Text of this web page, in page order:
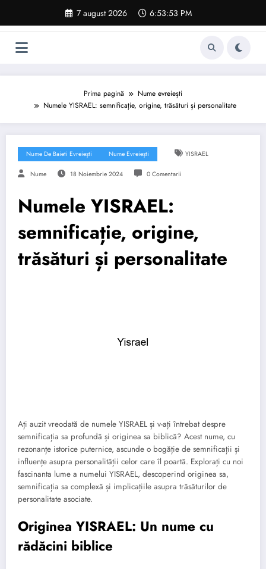
conținut
7 august 2026 6:53:54 PM
Prima pagină
Nume evreiești
Numele YISRAEL: semnificație, origine, trăsături și personalitate
Nume De Baieti Evreiești Nume Evreiești YISRAEL
Nume 18 Noiembrie 2024 0 Comentarii
Numele YISRAEL:
semnificație, origine,
trăsături și personalitate
Ați auzit vreodată de numele YISRAEL și v-ați întrebat despre
semnificația sa profundă și originea sa biblică? Acest nume, cu
rezonanțe istorice puternice, ascunde o bogăție de semnificații și
influențe asupra personalității celor care îl poartă. Explorați cu noi
fascinanta lume a numelui YISRAEL, descoperind originea sa,
semnificația sa complexă și implicațiile asupra trăsăturilor de
personalitate asociate.
Originea YISRAEL: Un nume cu
rădăcini biblice